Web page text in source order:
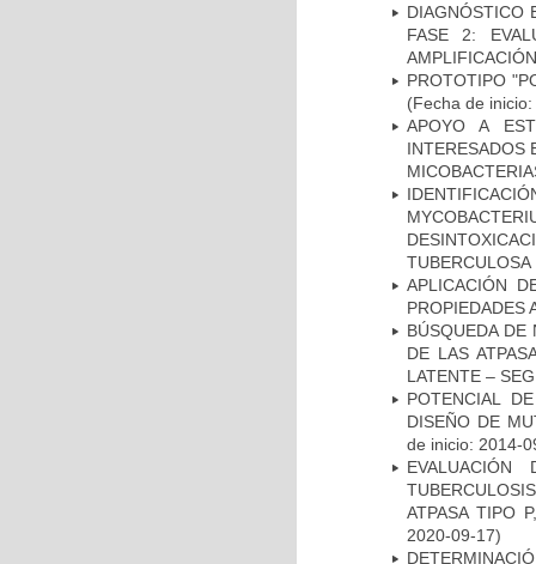
DIAGNÓSTICO
FASE 2:
PROTOTIPO
(Fecha de
APOYO A
INTERESADOS
TUBERCULOSA
APLICACIÓN
PROPIEDADES
BÚSQUEDA DE
DE LAS
LATENTE –
POTENCIAL
DISEÑO DE
de inicio: 2014-
ATPASA TIPO
2020-09-17)